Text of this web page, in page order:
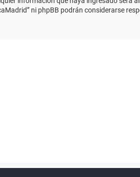
ni phpBB podrán considerarse